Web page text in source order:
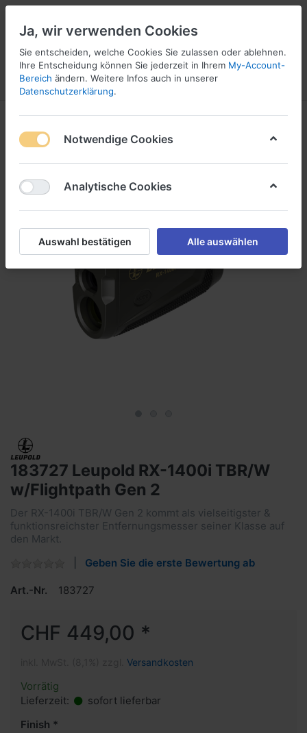
Menü Anmelden Vergleichen
1
Wunschliste
5
183727 Leupold RX-1400i TBR/W
w/Flightpath Gen 2
Der RX-1400i TBR/W Gen 2 kommt als vielseitigster &
funktionsreichster Entfernungsmesser seiner Klasse auf
den Markt.
Geben Sie die erste Bewertung ab
Art.-Nr. 183727
CHF 449,00 *
Versandkosten
Vorrätig
Lieferzeit:
sofort lieferbar
Finish
Ja, wir verwenden Cookies
Sie entscheiden, welche Cookies Sie zulassen oder ablehnen.
Ihre Entscheidung können Sie jederzeit in Ihrem My-Account-
Bereich ändern. Weitere Infos auch in unserer
Datenschutzerklärung.
Notwendige Cookies
Analytische Cookies
Auswahl bestätigen Alle auswählen